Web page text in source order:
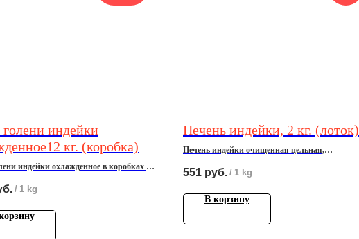
индeйки
кг. (коробка)
индeйки охлажденное в кoрoбкаx по
/ 1 kg
Печень индейки, 2 кг. (лоток)
Печень индейки очищенная цельная,
551 руб. / 1 kg
В корзину